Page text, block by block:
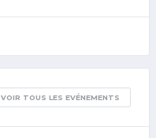
VOIR TOUS LES EVÉNEMENTS